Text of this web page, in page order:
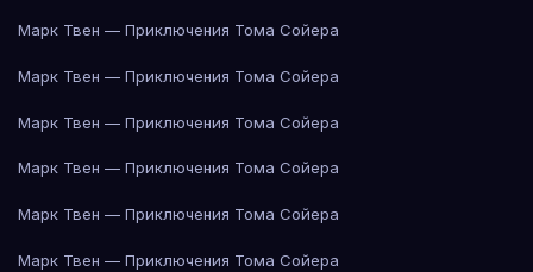
Марк Твен — Приключения Тома Сойера
Марк Твен — Приключения Тома Сойера
Марк Твен — Приключения Тома Сойера
Марк Твен — Приключения Тома Сойера
Марк Твен — Приключения Тома Сойера
Марк Твен — Приключения Тома Сойера